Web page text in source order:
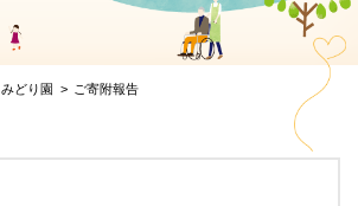
みどり園 ご寄附報告